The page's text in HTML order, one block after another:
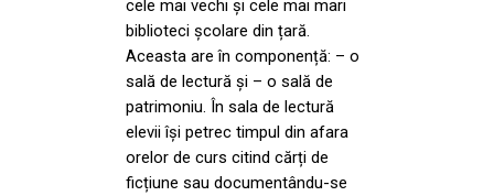
cele mai vechi și cele mai mari
biblioteci școlare din țară.
Aceasta are în componență: – o
sală de lectură și – o sală de
patrimoniu. În sala de lectură
elevii își petrec timpul din afara
orelor de curs citind cărți de
ficțiune sau documentându-se